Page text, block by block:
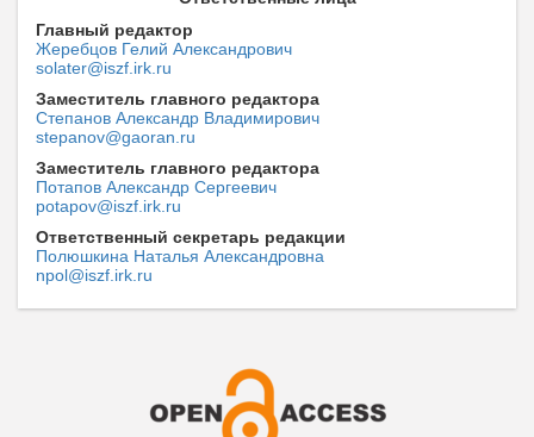
Главный редактор
Жеребцов Гелий Александрович
solater@iszf.irk.ru
Заместитель главного редактора
Степанов Александр Владимирович
stepanov@gaoran.ru
Заместитель главного редактора
Потапов Александр Сергеевич
potapov@iszf.irk.ru
Ответственный секретарь редакции
Полюшкина Наталья Александровна
npol@iszf.irk.ru